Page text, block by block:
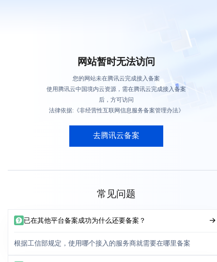
网站暂时无法访问
您的网站未在腾讯云完成接入备案
使用腾讯云中国境内云资源，需在腾讯云完成接入备案
后，方可访问
法律依据:《非经营性互联网信息服务备案管理办法》
去腾讯云备案
常见问题
已在其他平台备案成功为什么还要备案？
根据工信部规定，使用哪个接入的服务商就需要在哪里备案